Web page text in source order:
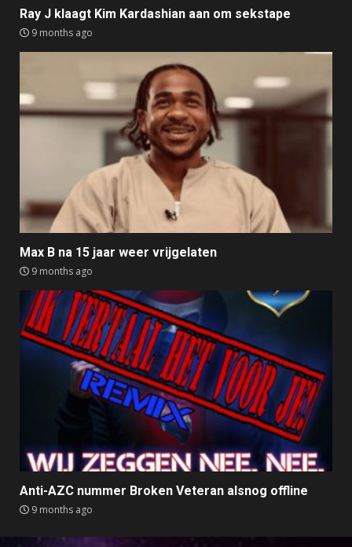
Ray J klaagt Kim Kardashian aan om sekstape
9 months ago
Max B na 15 jaar weer vrijgelaten
9 months ago
Anti-AZC nummer Broken Veteran alsnog offline
9 months ago